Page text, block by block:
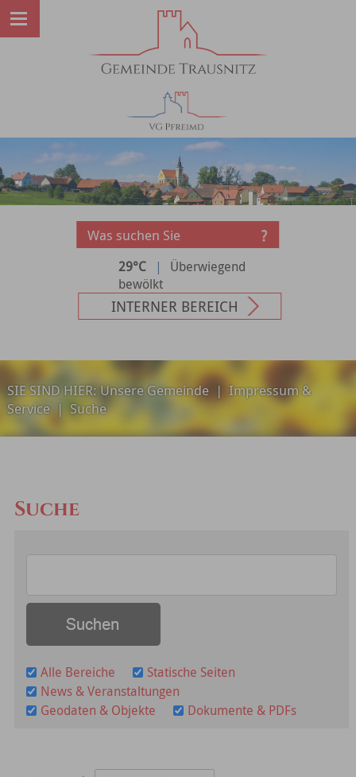
29°C |
Überwiegend
bewölkt
INTERNER BEREICH
SIE SIND HIER:Unsere Gemeinde| Impressum &
Service| Suche
Suche
Alle Bereiche
Statische Seiten
News & Veranstaltungen
Geodaten & Objekte
Dokumente & PDFs